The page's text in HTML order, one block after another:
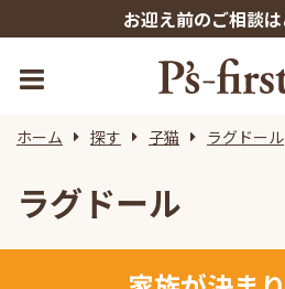
お迎え前のご相談
ホーム 探す 子猫 ラグドール
ラグドール